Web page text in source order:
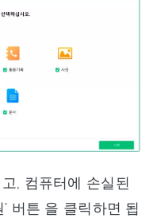
, 컴퓨터에 손실된
버튼 을 클릭하면 됩